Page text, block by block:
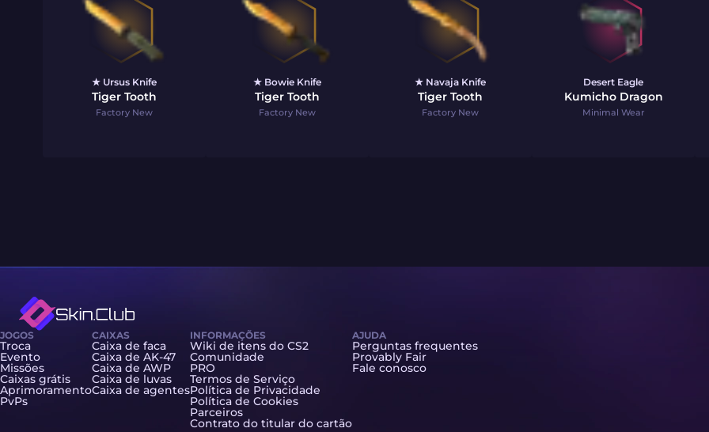
★ Ursus Knife
Tiger Tooth
Factory New
★ Bowie Knife
Tiger Tooth
Factory New
★ Navaja Knife
Tiger Tooth
Factory New
Desert Eagle
Kumicho Dragon
Minimal Wear
JOGOS
Troca
Evento
Missões
Caixas grátis
Aprimoramento
PvPs
CAIXAS
Caixa de faca
Caixa de AK-47
Caixa de AWP
Caixa de luvas
Caixa de agentes
INFORMAÇÕES
Wiki de itens do CS2
Comunidade
PRO
Termos de Serviço
Política de Privacidade
Política de Cookies
Parceiros
Contrato do titular do cartão
AJUDA
Perguntas frequentes
Provably Fair
Fale conosco